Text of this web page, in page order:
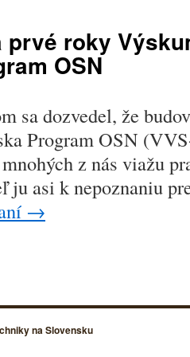
prvé roky
OSN
sa dozvedel, že
Program OSN
z nás viažu
ju asi k nepoznaniu
→
na Slovensku